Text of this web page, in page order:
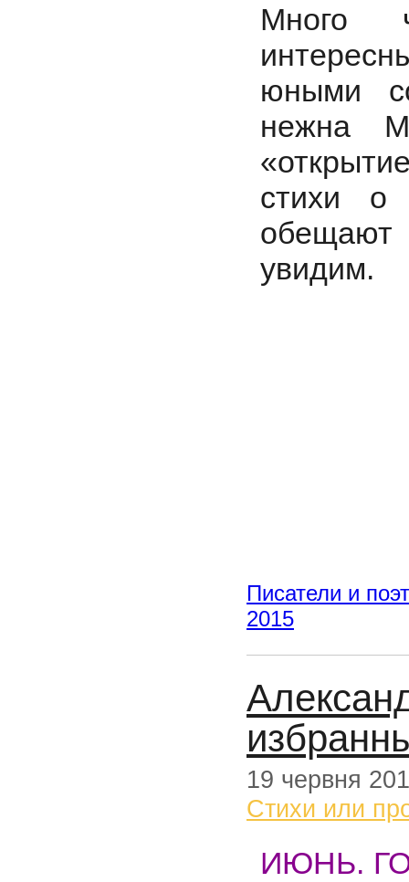
Много
юными
нежна
стихи о
увидим.
Писатели и
2015
19 червня
Стихи или
ИЮНЬ.